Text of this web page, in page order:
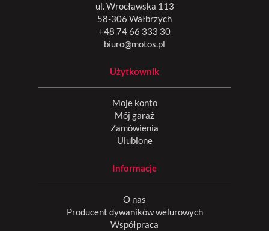
ul. Wrocławska 113
58-306 Wałbrzych
+48 74 66 333 30
biuro@motos.pl
Użytkownik
Moje konto
Mój garaż
Zamówienia
Ulubione
Informacje
O nas
Producent dywaników welurowych
Współpraca